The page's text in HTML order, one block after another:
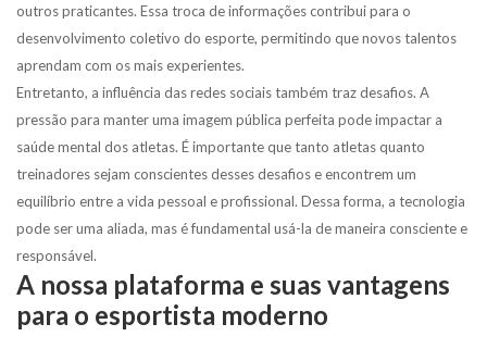
outros praticantes. Essa troca de informações contribui para o
desenvolvimento coletivo do esporte, permitindo que novos talentos
aprendam com os mais experientes.
Entretanto, a influência das redes sociais também traz desafios. A
pressão para manter uma imagem pública perfeita pode impactar a
saúde mental dos atletas. É importante que tanto atletas quanto
treinadores sejam conscientes desses desafios e encontrem um
equilíbrio entre a vida pessoal e profissional. Dessa forma, a tecnologia
pode ser uma aliada, mas é fundamental usá-la de maneira consciente e
responsável.
A nossa plataforma e suas vantagens
para o esportista moderno